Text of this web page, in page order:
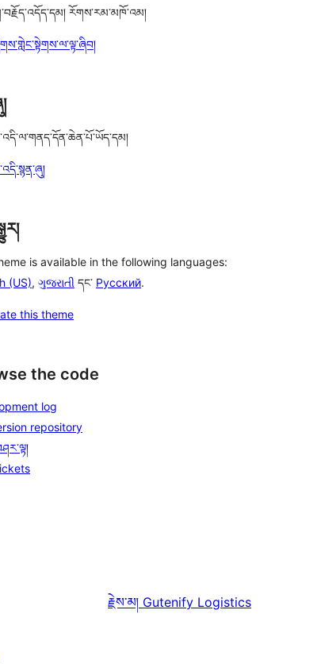
རོགས་རམ་མཁོ་འམ།
is available in the following languages:
(US), ગુજરાતી དང་ Русский.
this theme
the code
log
repository
རྗེས་མ། Gutenify Logistics